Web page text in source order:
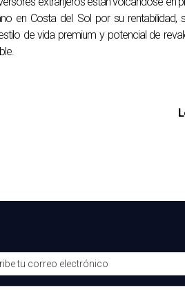
en Costa del Sol por su rentabilidad,
de vida premium y potencial de